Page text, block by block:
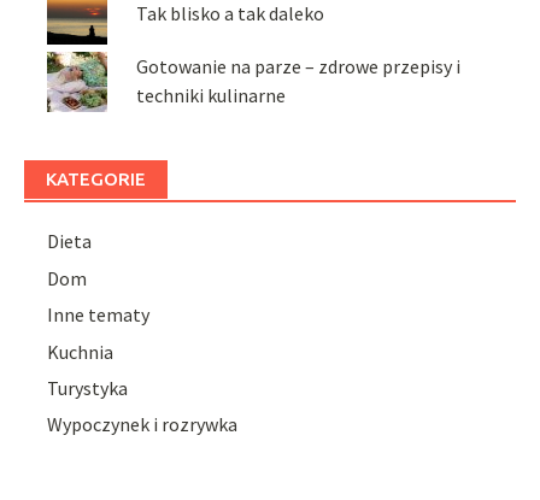
Tak blisko a tak daleko
Gotowanie na parze – zdrowe przepisy i
techniki kulinarne
KATEGORIE
Dieta
Dom
Inne tematy
Kuchnia
Turystyka
Wypoczynek i rozrywka